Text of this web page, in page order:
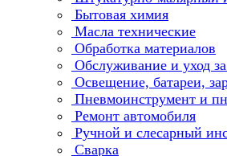
Бытовая химия
Масла технические
Обработка материалов
Обслуживание и уход
Освещение, батареи,
Пневмоинструмент и
Ремонт автомобиля
Ручной и слесарный
Сварка